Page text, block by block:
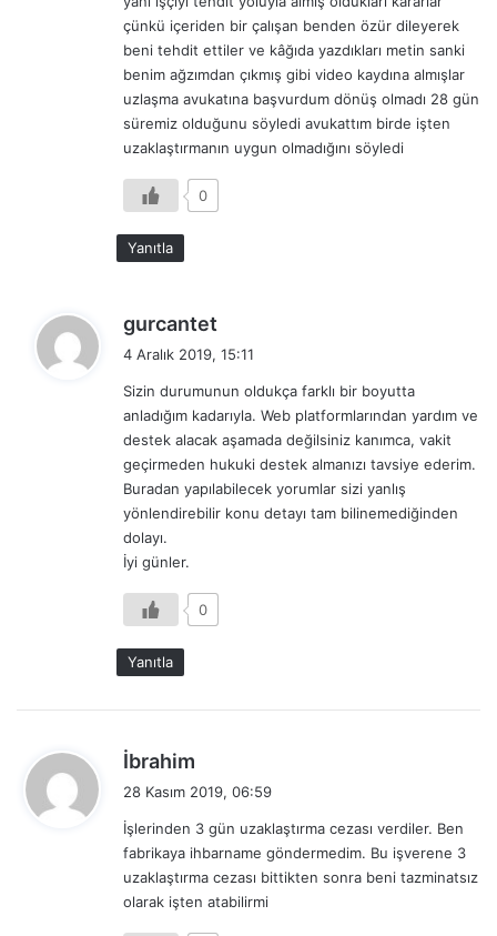
çünkü içeriden bir çalışan benden özür dileyerek
beni tehdit ettiler ve kâğıda yazdıkları metin sanki
benim ağzımdan çıkmış gibi video kaydına almışlar
uzlaşma avukatına başvurdum dönüş olmadı 28 gün
süremiz olduğunu söyledi avukattım birde işten
uzaklaştırmanın uygun olmadığını söyledi
0
Yanıtla
gurcantet
i
k
:
4 Aralık 2019, 15:11
Sizin durumunun oldukça farklı bir boyutta
anladığım kadarıyla. Web platformlarından yardım ve
destek alacak aşamada değilsiniz kanımca, vakit
geçirmeden hukuki destek almanızı tavsiye ederim.
Buradan yapılabilecek yorumlar sizi yanlış
yönlendirebilir konu detayı tam bilinemediğinden
dolayı.
İyi günler.
0
Yanıtla
İbrahim
i
k
i
:
28 Kasım 2019, 06:59
İşlerinden 3 gün uzaklaştırma cezası verdiler. Ben
fabrikaya ihbarname göndermedim. Bu işverene 3
uzaklaştırma cezası bittikten sonra beni tazminatsız
olarak işten atabilirmi